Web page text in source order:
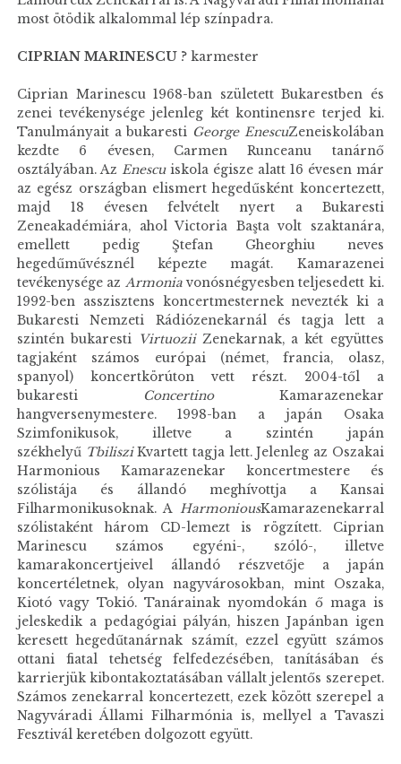
most ötödik alkalommal lép színpadra.
CIPRIAN MARINESCU ? karmester
Ciprian Marinescu 1968-ban született Bukarestben és
zenei tevékenysége jelenleg két kontinensre terjed ki.
Tanulmányait a bukaresti George EnescuZeneiskolában
kezdte 6 évesen, Carmen Runceanu tanárnő
osztályában. Az Enescuiskola égisze alatt 16 évesen már
az egész országban elismert hegedűsként koncertezett,
majd 18 évesen felvételt nyert a Bukaresti
Zeneakadémiára, ahol Victoria Başta volt szaktanára,
emellett pedig Ştefan Gheorghiu neves
hegedűművésznél képezte magát. Kamarazenei
tevékenysége az Armoniavonósnégyesben teljesedett ki.
1992-ben asszisztens koncertmesternek nevezték ki a
Bukaresti Nemzeti Rádiózenekarnál és tagja lett a
szintén bukaresti Virtuozii Zenekarnak, a két együttes
tagjaként számos európai (német, francia, olasz,
spanyol) koncertkörúton vett részt. 2004-től a
bukaresti
Concertino Kamarazenekar
hangversenymestere. 1998-ban a japán Osaka
Szimfonikusok, illetve a szintén japán
székhelyű TbilisziKvartett tagja lett. Jelenleg az Oszakai
Harmonious Kamarazenekar koncertmestere és
szólistája és állandó meghívottja a Kansai
Filharmonikusoknak. A HarmoniousKamarazenekarral
szólistaként három CD-lemezt is rögzített. Ciprian
Marinescu számos egyéni-, szóló-, illetve
kamarakoncertjeivel állandó részvetője a japán
koncertéletnek, olyan nagyvárosokban, mint Oszaka,
Kiotó vagy Tokió. Tanárainak nyomdokán ő maga is
jeleskedik a pedagógiai pályán, hiszen Japánban igen
keresett hegedűtanárnak számít, ezzel együtt számos
ottani fiatal tehetség felfedezésében, tanításában és
karrierjük kibontakoztatásában vállalt jelentős szerepet.
Számos zenekarral koncertezett, ezek között szerepel a
Nagyváradi Állami Filharmónia is, mellyel a Tavaszi
Fesztivál keretében dolgozott együtt.